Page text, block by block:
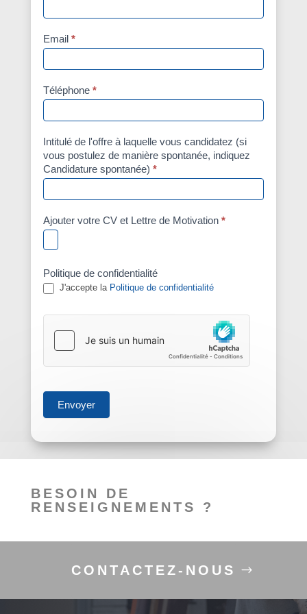
Email *
Téléphone *
Intitulé de l'offre à laquelle vous candidatez (si
vous postulez de manière spontanée, indiquez
Candidature spontanée) *
Ajouter votre CV et Lettre de Motivation *
Politique de confidentialité
J'accepte la Politique de confidentialité
Envoyer
BESOIN DE
RENSEIGNEMENTS ?
CONTACTEZ-NOUS